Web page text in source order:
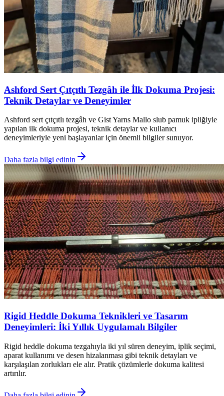
Ashford Sert Çıtçıtlı Tezgâh ile İlk Dokuma Projesi:
Teknik Detaylar ve Deneyimler
Ashford sert çıtçıtlı tezgâh ve Gist Yarns Mallo slub pamuk ipliğiyle
yapılan ilk dokuma projesi, teknik detaylar ve kullanıcı
deneyimleriyle yeni başlayanlar için önemli bilgiler sunuyor.
Daha fazla bilgi edinin
Rigid Heddle Dokuma Teknikleri ve Tasarım
Deneyimleri: İki Yıllık Uygulamalı Bilgiler
Rigid heddle dokuma tezgahıyla iki yıl süren deneyim, iplik seçimi,
aparat kullanımı ve desen hizalanması gibi teknik detayları ve
karşılaşılan zorlukları ele alır. Pratik çözümlerle dokuma kalitesi
artırılır.